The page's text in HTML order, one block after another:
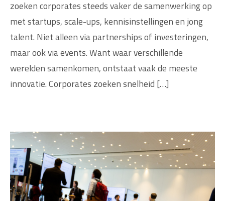
zoeken corporates steeds vaker de samenwerking op
met startups, scale-ups, kennisinstellingen en jong
talent. Niet alleen via partnerships of investeringen,
maar ook via events. Want waar verschillende
werelden samenkomen, ontstaat vaak de meeste
innovatie. Corporates zoeken snelheid […]